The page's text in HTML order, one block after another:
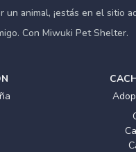
animal, ¡estás en el sitio
Con Miwuki Pet Shelter.